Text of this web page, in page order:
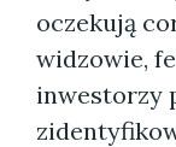
oczekują
widzowie,
inwestorzy